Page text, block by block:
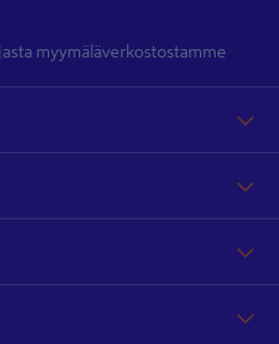
myymäläverkostostamme